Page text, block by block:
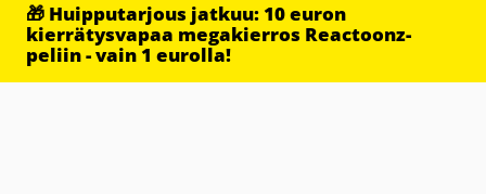
🎁 Huipputarjous jatkuu: 10 euron
kierrätysvapaa megakierros Reactoonz-
peliin - vain 1 eurolla!